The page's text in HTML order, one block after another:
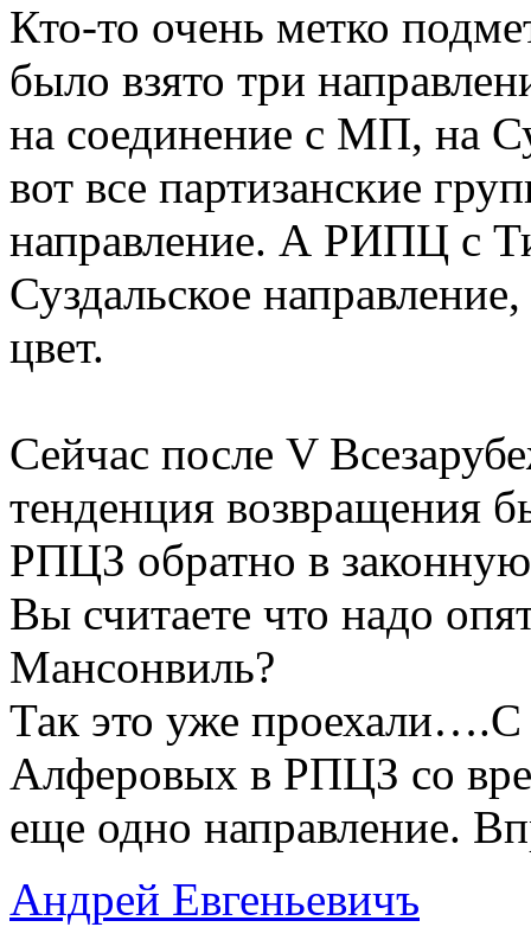
Кто-то очень метко
было взято три
на соединение с МП, на
вот все партизанские
направление. А РИПЦ с
Суздальское
цвет.
Сейчас после V
тенденция возвращения
РПЦЗ обратно в
Вы считаете что надо
Мансонвиль?
Так это уже проехали….С
Алферовых в РПЦЗ со
еще одно направление.
Андрей Евгеньевичъ